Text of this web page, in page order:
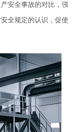
安全事故的对比，强
全规定的认识，促使